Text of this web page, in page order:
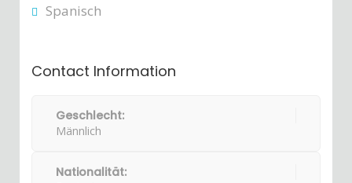
Spanisch
Contact Information
Geschlecht:
Männlich
Nationalität: